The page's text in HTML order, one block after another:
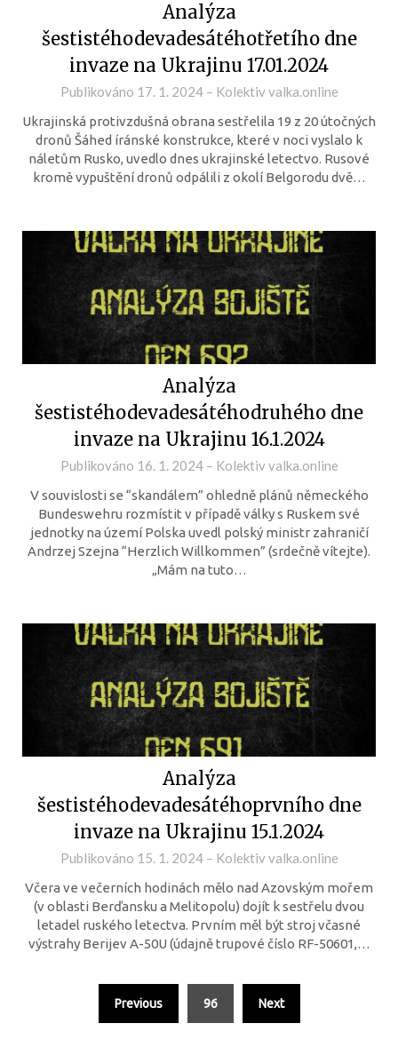
Analýza
šestistéhodevadesátéhotřetího dne
invaze na Ukrajinu 17.01.2024
Publikováno 17. 1. 2024– Kolektiv valka.online
Ukrajinská protivzdušná obrana sestřelila 19 z 20 útočných
dronů Šáhed íránské konstrukce, které v noci vyslalo k
náletům Rusko, uvedlo dnes ukrajinské letectvo. Rusové
kromě vypuštění dronů odpálili z okolí Belgorodu dvě…
Analýza
šestistéhodevadesátéhodruhého dne
invaze na Ukrajinu 16.1.2024
Publikováno 16. 1. 2024– Kolektiv valka.online
V souvislosti se “skandálem” ohledně plánů německého
Bundeswehru rozmístit v případě války s Ruskem své
jednotky na území Polska uvedl polský ministr zahraničí
Andrzej Szejna “Herzlich Willkommen” (srdečně vítejte).
„Mám na tuto…
Analýza
šestistéhodevadesátéhoprvního dne
invaze na Ukrajinu 15.1.2024
Publikováno 15. 1. 2024– Kolektiv valka.online
Včera ve večerních hodinách mělo nad Azovským mořem
(v oblasti Berďansku a Melitopolu) dojít k sestřelu dvou
letadel ruského letectva. Prvním měl být stroj včasné
výstrahy Berijev A-50U (údajně trupové číslo RF-50601,…
Previous 96 Next